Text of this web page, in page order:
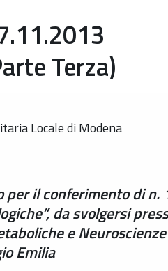
Terza)
Locale di Modena
per il conferimento di
da svolgersi
e
Emilia